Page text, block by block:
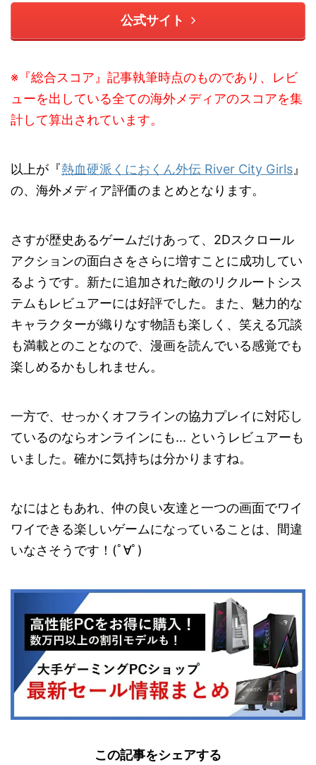
公式サイト
※『総合スコア』記事執筆時点のものであり、レビ
ューを出している全ての海外メディアのスコアを集
計して算出されています。
以上が『熱血硬派くにおくん外伝 River City Girls 』
の、海外メディア評価のまとめとなります。
さすが歴史あるゲームだけあって、2Dスクロール
アクションの面白さをさらに増すことに成功してい
るようです。新たに追加された敵のリクルートシス
テムもレビュアーには好評でした。また、魅力的な
キャラクターが織りなす物語も楽しく、笑える冗談
も満載とのことなので、漫画を読んでいる感覚でも
楽しめるかもしれません。
一方で、せっかくオフラインの協力プレイに対応し
ているのならオンラインにも... というレビュアーも
いました。確かに気持ちは分かりますね。
なにはともあれ、仲の良い友達と一つの画面でワイ
ワイできる楽しいゲームになっていることは、間違
いなさそうです！(ﾟ∀ﾟ)
この記事をシェアする